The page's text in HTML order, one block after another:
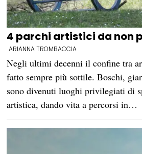
4 parchi artistici da non
ARIANNA TROMBACCIA
Negli ultimi decenni il confine tra
fatto sempre più sottile. Boschi,
sono divenuti luoghi privilegiati di
artistica, dando vita a percorsi in…